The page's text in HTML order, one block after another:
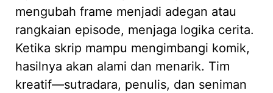
mengubah frame menjadi adegan atau
rangkaian episode, menjaga logika cerita.
Ketika skrip mampu mengimbangi komik,
hasilnya akan alami dan menarik. Tim
kreatif—sutradara, penulis, dan seniman